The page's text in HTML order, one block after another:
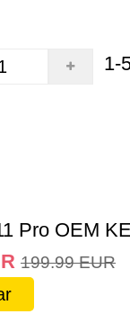
1-
Pro OEM
199.99 EUR